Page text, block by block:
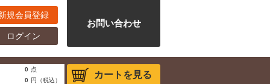
規会員登録
ログイン
お問い合わせ
カートを見る
0 点
0 円（税込）